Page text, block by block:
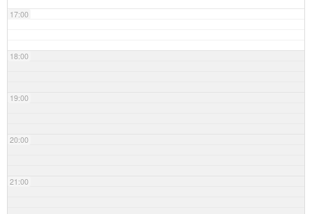
17:00
18:00
19:00
20:00
21:00